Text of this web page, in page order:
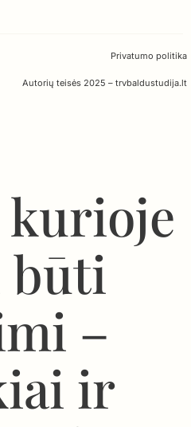
Privatumo politika
Autorių teisės 2025 – trvbaldustudija.lt
kurioje
būti
–
ir